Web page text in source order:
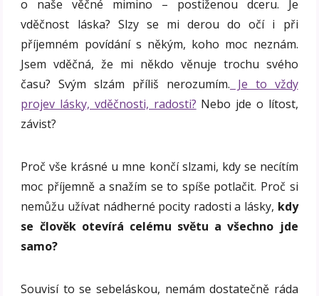
o naše věčné mimino – postiženou dceru. Je
vděčnost láska? Slzy se mi derou do očí i při
příjemném povídání s někým, koho moc neznám.
Jsem vděčná, že mi někdo věnuje trochu svého
času? Svým slzám příliš nerozumím. Je to vždy
projev lásky, vděčnosti, radosti? Nebo jde o lítost,
závist?
Proč vše krásné u mne končí slzami, kdy se necítím
moc příjemně a snažím se to spíše potlačit. Proč si
nemůžu užívat nádherné pocity radosti a lásky, kdy
se člověk otevírá celému světu a všechno jde
samo?
Souvisí to se sebeláskou, nemám dostatečně ráda